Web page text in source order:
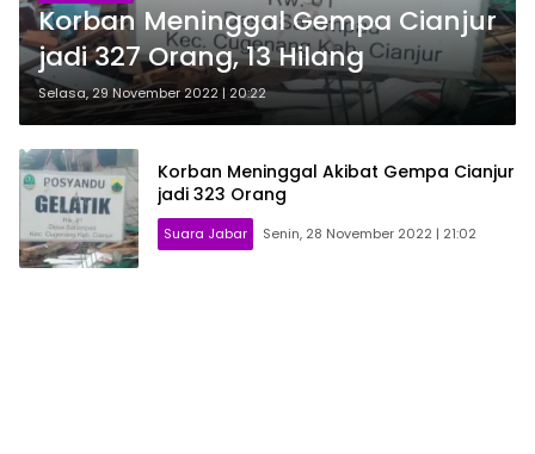
Korban Meninggal Gempa Cianjur
jadi 327 Orang, 13 Hilang
Selasa, 29 November 2022 | 20:22
Korban Meninggal Akibat Gempa Cianjur
jadi 323 Orang
Suara Jabar Senin, 28 November 2022 | 21:02